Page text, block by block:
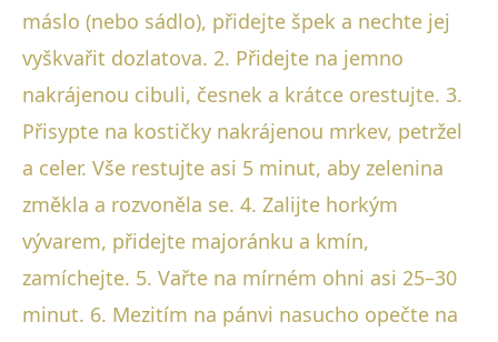
máslo (nebo sádlo), přidejte špek a nechte jej
vyškvařit dozlatova. 2. Přidejte na jemno
nakrájenou cibuli, česnek a krátce orestujte. 3.
Přisypte na kostičky nakrájenou mrkev, petržel
a celer. Vše restujte asi 5 minut, aby zelenina
změkla a rozvoněla se. 4. Zalijte horkým
vývarem, přidejte majoránku a kmín,
zamíchejte. 5. Vařte na mírném ohni asi 25–30
minut. 6. Mezitím na pánvi nasucho opečte na